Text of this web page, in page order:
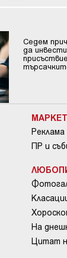
Седем
да
Реклама
ПР и
На
Цитат